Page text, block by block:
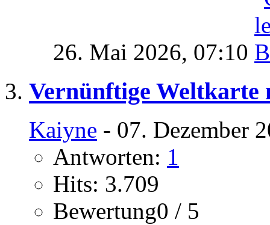
26. Mai 2026, 07:10
Vernünftige
Kaiyne - 07. Dezember
Antworten: 1
Hits: 3.709
Bewertung0 / 5